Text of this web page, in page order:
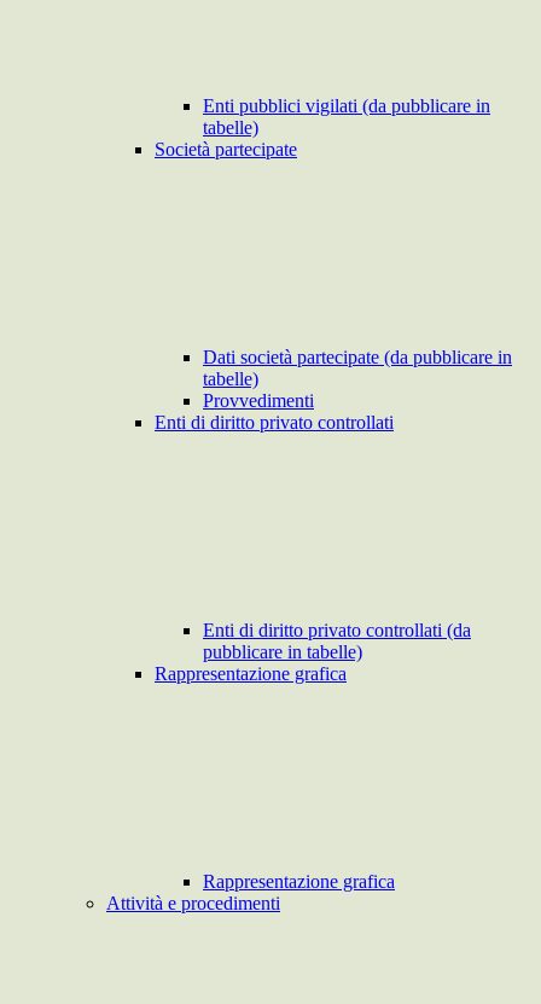
Enti pubblici vigilati (da pubblicare in
tabelle)
Società partecipate
Dati società partecipate (da pubblicare in
tabelle)
Provvedimenti
Enti di diritto privato controllati
Enti di diritto privato controllati (da
pubblicare in tabelle)
Rappresentazione grafica
Rappresentazione grafica
Attività e procedimenti